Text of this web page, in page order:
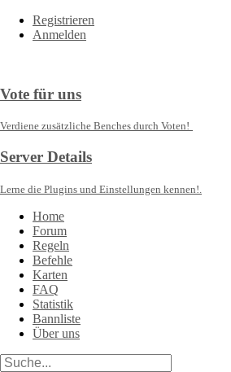
Registrieren
Anmelden
Vote für uns
Verdiene zusätzliche Benches durch Voten!
Server Details
Lerne die Plugins und Einstellungen kennen!.
Home
Forum
Regeln
Befehle
Karten
FAQ
Statistik
Bannliste
Über uns